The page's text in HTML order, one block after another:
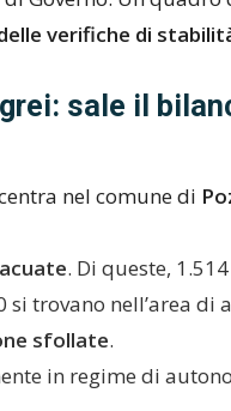
verifiche di
sale il
nel comune di
. Di queste,
si trovano nell’area
sfollate.
in regime di